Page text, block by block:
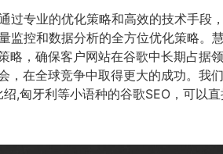
过专业的优化策略和高效的技术手段
监控和数据分析的全方位优化策略
略，确保客户网站在谷歌中长期占
在全球竞争中取得更大的成功。我
,匈牙利等小语种的谷歌SEO，可以直